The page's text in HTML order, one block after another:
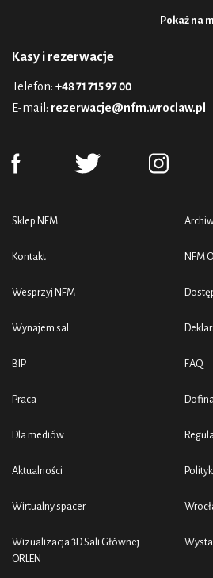
Pokaż na
Kasy i rezerwacje
Telefon: +48 71 715 97 00
E-mail: rezerwacje@nfm.wroclaw.pl
Sklep NFM
Kontakt
Wesprzyj NFM
Wynajem sal
BIP
Praca
Dla mediów
Aktualności
Wirtualny spacer
Wizualizacja 3D Sali Głównej
ORLEN
NFM
FAQ